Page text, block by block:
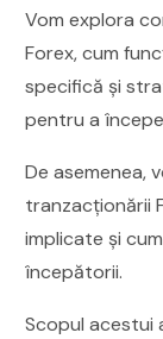
Vom explora
Forex, cum
specifică și
pentru a
De asemenea,
tranzacționării
implicate și
începătorii.
Scopul acestui